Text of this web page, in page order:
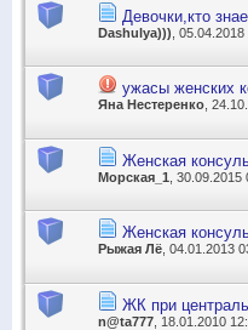
Девочки,кто
Dashulya))) ,
ужасы женских
Яна Нестеренко ,
Женская
Морская_1 , 30.09.2015
Женская
Рыжая Лё , 04.01.2013
ЖК при
n@ta777 , 18.01.2010